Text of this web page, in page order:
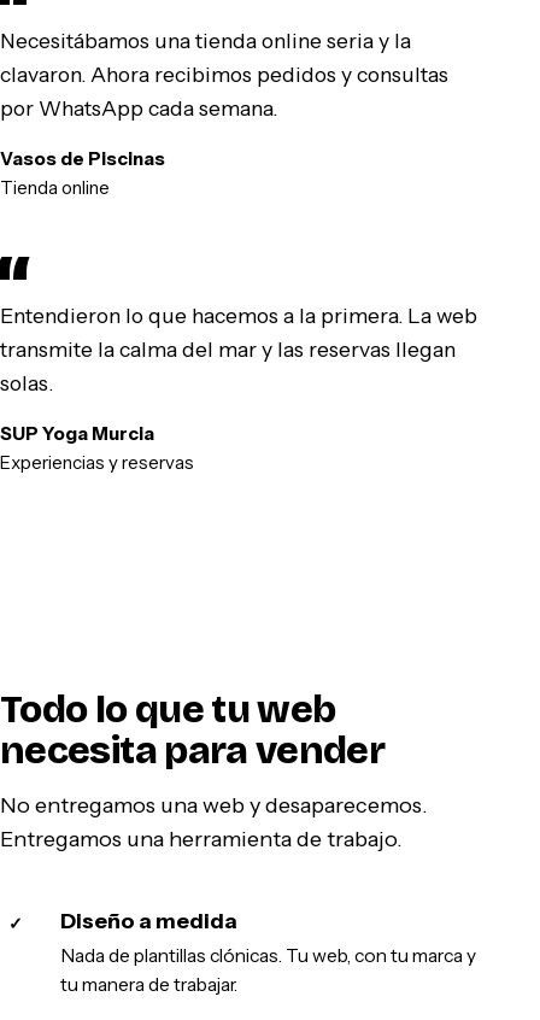
Necesitábamos una tienda online seria y la
clavaron. Ahora recibimos pedidos y consultas
por WhatsApp cada semana.
Vasos de Piscinas
Tienda online
Entendieron lo que hacemos a la primera. La web
transmite la calma del mar y las reservas llegan
solas.
SUP Yoga Murcia
Experiencias y reservas
Todo lo que tu web
necesita para vender
No entregamos una web y desaparecemos.
Entregamos una herramienta de trabajo.
✓ Diseño a medida
Nada de plantillas clónicas. Tu web, con tu marca y
tu manera de trabajar.